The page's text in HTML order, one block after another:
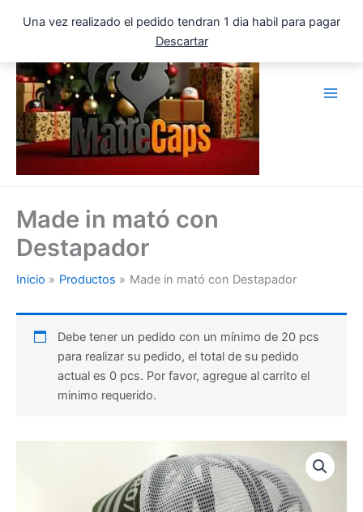
Una vez realizado el pedido tendran 1 dia habil para pagar
Descartar
Made in mató con
Destapador
Inicio Productos Made in mató con Destapador
Debe tener un pedido con un mínimo de 20 pcs
para realizar su pedido, el total de su pedido
actual es 0 pcs. Por favor, agregue al carrito el
minimo requerido.